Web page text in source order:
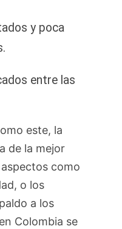
y poca
entre las
este, la
de la mejor
como
o los
a los
Colombia se